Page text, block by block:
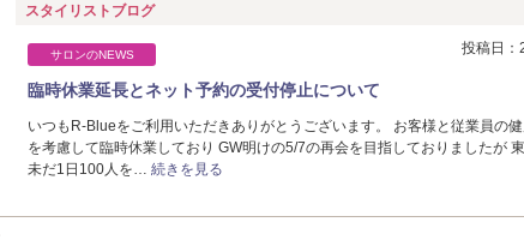
スタイリストブログ
サロンのNEWS 投稿日：
臨時休業延長とネット予約の受付停止について
いつもR-Blueをご利用いただきありがとうございます。 お客様と従業員の
を考慮して臨時休業しており GW明けの5/7の再会を目指しておりましたが
未だ1日100人を… 続きを見る